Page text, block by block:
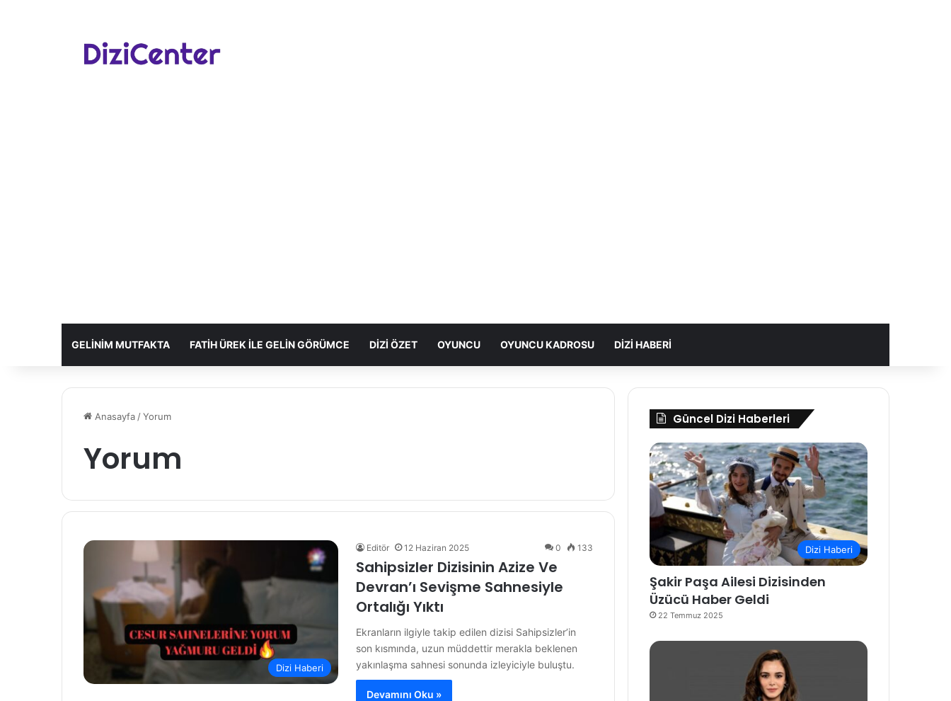
GELINIM MUTFAKTA FATIH ÜREK ILE GELIN GÖRÜMCE DIZI ÖZET OYUNCU OYUNCU KADROSU DIZI HABERI
Anasayfa /Yorum
Yorum
Dizi Haberi
Editör 12 Haziran 2025 0 133
Sahipsizler Dizisinin Azize Ve
Devran’ı Sevişme Sahnesiyle
Ortalığı Yıktı
Ekranların ilgiyle takip edilen dizisi Sahipsizler’in
son kısmında, uzun müddettir merakla beklenen
yakınlaşma sahnesi sonunda izleyiciyle buluştu.
Devamını Oku »
Güncel Dizi Haberleri
Dizi Haberi
Şakir Paşa Ailesi Dizisinden
Üzücü Haber Geldi
22 Temmuz 2025